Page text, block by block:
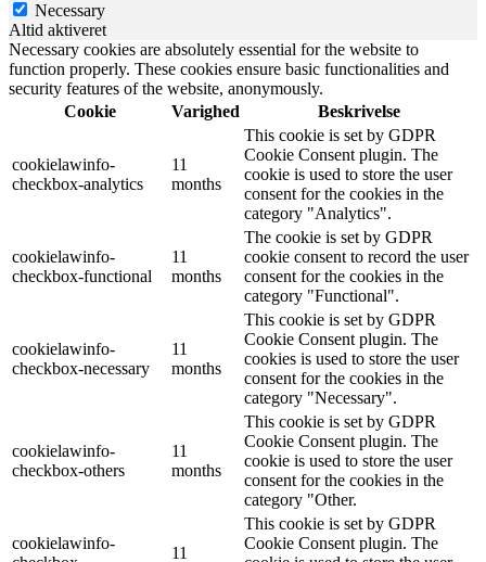
Necessary
Altid aktiveret
Necessary cookies are absolutely essential for the website to
function properly. These cookies ensure basic functionalities and
security features of the website, anonymously.
Cookie
Varighed Beskrivelse
cookielawinfo-
checkbox-analytics
11
months
This cookie is set by GDPR
Cookie Consent plugin. The
cookie is used to store the user
consent for the cookies in the
category "Analytics".
cookielawinfo-
checkbox-functional
11
months
The cookie is set by GDPR
cookie consent to record the user
consent for the cookies in the
category "Functional".
cookielawinfo-
checkbox-necessary
11
months
This cookie is set by GDPR
Cookie Consent plugin. The
cookies is used to store the user
consent for the cookies in the
category "Necessary".
cookielawinfo-
checkbox-others
11
months
This cookie is set by GDPR
Cookie Consent plugin. The
cookie is used to store the user
consent for the cookies in the
category "Other.
cookielawinfo-
11
This cookie is set by GDPR
Cookie Consent plugin. The